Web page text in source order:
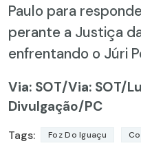
Paulo para
perante a Justiça
enfrentando o Júri
Via: SOT/Via: SOT/
Divulgação/PC
Tags: Foz Do Iguaçu